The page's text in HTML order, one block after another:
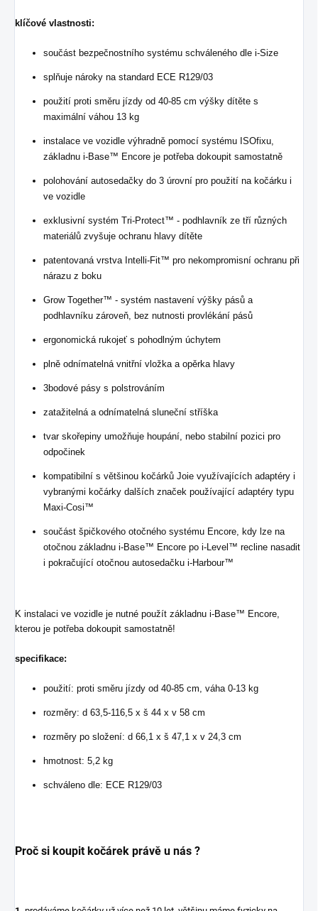
klíčové vlastnosti:
součást bezpečnostního systému schváleného dle i-Size
splňuje nároky na standard ECE R129/03
použití proti směru jízdy od 40-85 cm výšky dítěte s
maximální váhou 13 kg
instalace ve vozidle výhradně pomocí systému ISOfixu,
základnu i-Base™ Encore je potřeba dokoupit samostatně
polohování autosedačky do 3 úrovní pro použití na kočárku i
ve vozidle
exklusivní systém Tri-Protect™ - podhlavník ze tří různých
materiálů zvyšuje ochranu hlavy dítěte
patentovaná vrstva Intelli-Fit™ pro nekompromisní ochranu při
nárazu z boku
Grow Together™ - systém nastavení výšky pásů a
podhlavníku zároveň, bez nutnosti provlékání pásů
ergonomická rukojeť s pohodlným úchytem
plně odnímatelná vnitřní vložka a opěrka hlavy
3bodové pásy s polstrováním
zatažitelná a odnímatelná sluneční stříška
tvar skořepiny umožňuje houpání, nebo stabilní pozici pro
odpočinek
kompatibilní s většinou kočárků Joie využívajících adaptéry i
vybranými kočárky dalších značek používající adaptéry typu
Maxi-Cosi™
součást špičkového otočného systému Encore, kdy lze na
otočnou základnu i-Base™ Encore po i-Level™ recline nasadit
i pokračující otočnou autosedačku i-Harbour™
K instalaci ve vozidle je nutné použít základnu i-Base™ Encore,
kterou je potřeba dokoupit samostatně!
specifikace:
použití: proti směru jízdy od 40-85 cm, váha 0-13 kg
rozměry: d 63,5-116,5 x š 44 x v 58 cm
rozměry po složení: d 66,1 x š 47,1 x v 24,3 cm
hmotnost: 5,2 kg
schváleno dle: ECE R129/03
Proč si koupit kočárek právě u nás ?